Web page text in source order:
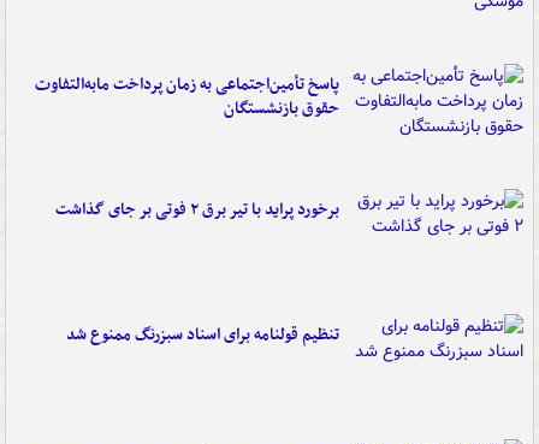
پاسخ تأمین‌اجتماعی به زمان پرداخت مابه‌التفاوت
حقوق بازنشستگان
برخورد پراید با تیر برق ۲ فوتی بر جای گذاشت
تنظیم قولنامه برای اسناد سبزرنگ ممنوع شد